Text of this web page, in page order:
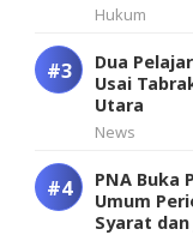
Hukum
Dua
Usai
Utara
News
PNA Buka
Umum
Syarat